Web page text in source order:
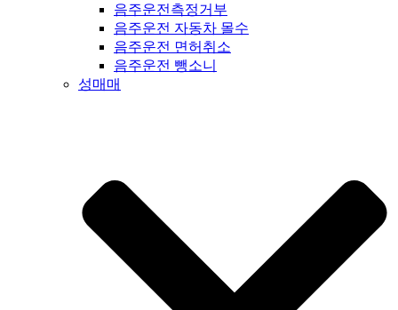
음주운전측정거부
음주운전 자동차 몰수
음주운전 면허취소
음주운전 뺑소니
성매매